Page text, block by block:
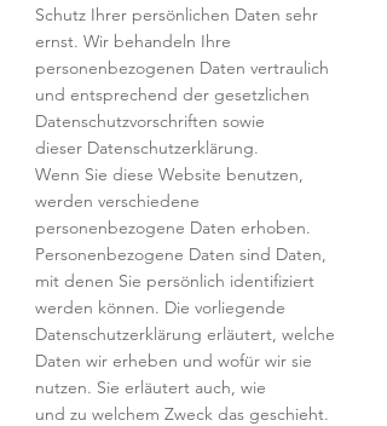
Schutz Ihrer persönlichen Daten sehr
ernst. Wir behandeln Ihre
personenbezogenen Daten vertraulich
und entsprechend der gesetzlichen
Datenschutzvorschriften sowie
dieser Datenschutzerklärung.
Wenn Sie diese Website benutzen,
werden verschiedene
personenbezogene Daten erhoben.
Personenbezogene Daten sind Daten,
mit denen Sie persönlich identifiziert
werden können. Die vorliegende
Datenschutzerklärung erläutert, welche
Daten wir erheben und wofür wir sie
nutzen. Sie erläutert auch, wie
und zu welchem Zweck das geschieht.